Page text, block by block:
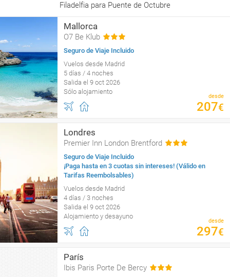
Filadelfia para Puente de Octubre
Mallorca
O7 Be Klub
Seguro de Viaje Incluido
Vuelos desde Madrid
5 días / 4 noches
Salida el 9 oct 2026
Sólo alojamiento
desde
207€
Londres
Premier Inn London Brentford
Seguro de Viaje Incluido
¡Paga hasta en 3 cuotas sin intereses! (Válido en
Tarifas Reembolsables)
Vuelos desde Madrid
4 días / 3 noches
Salida el 9 oct 2026
Alojamiento y desayuno
desde
297€
París
Ibis Paris Porte De Bercy